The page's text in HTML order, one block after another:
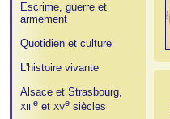
Escrime, guerre et
armement
Quotidien et culture
L'histoire vivante
Alsace et Strasbourg,
XIII e et XVe siècles